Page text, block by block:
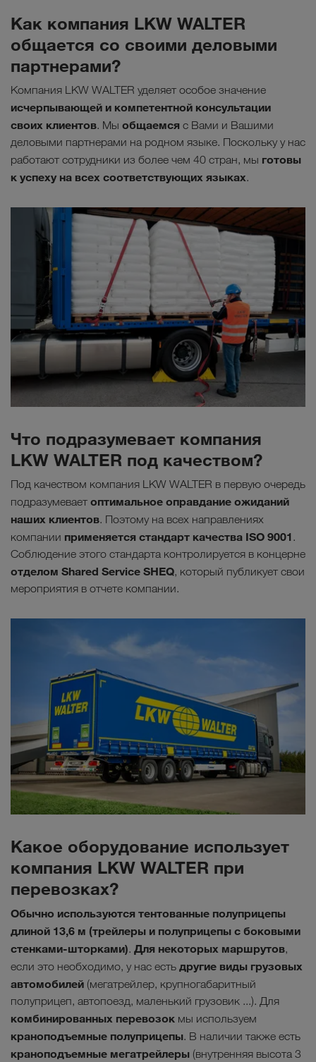
Как компания LKW WALTER
общается со своими деловыми
партнерами?
Компания LKW WALTER уделяет особое значение
исчерпывающей и компетентной консультации
своих клиентов. Мы общаемся с Вами и Вашими
деловыми партнерами на родном языке. Поскольку у нас
работают сотрудники из более чем 40 стран, мы готовы
к успеху на всех соответствующих языках.
Что подразумевает компания
LKW WALTER под качеством?
Под качеством компания LKW WALTER в первую очередь
подразумевает оптимальное оправдание ожиданий
наших клиентов. Поэтому на всех направлениях
компании применяется стандарт качества ISO 9001.
Соблюдение этого стандарта контролируется в концерне
отделом Shared Service SHEQ, который публикует свои
мероприятия в отчете компании.
Какое оборудование использует
компания LKW WALTER при
перевозках?
Обычно используются тентованные полуприцепы
длиной 13,6 м (трейлеры и полуприцепы с боковыми
стенками-шторками). Для некоторых маршрутов,
если это необходимо, у нас есть другие виды грузовых
автомобилей (мегатрейлер, крупногабаритный
полуприцеп, автопоезд, маленький грузовик ...). Для
комбинированных перевозок мы используем
краноподъемные полуприцепы. В наличии также есть
краноподъемные мегатрейлеры (внутренняя высота 3